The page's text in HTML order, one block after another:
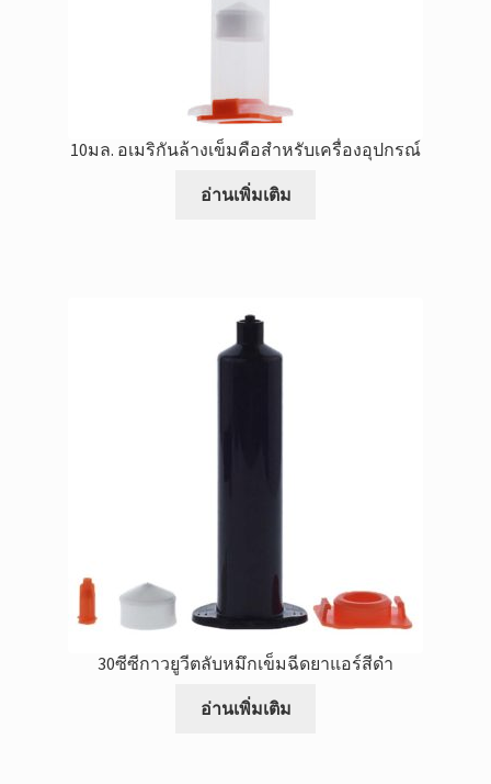
10มล. อเมริกันล้างเข็มคือสำหรับเครื่องอุปกรณ์
อ่านเพิ่มเติม
30ซีซีกาวยูวีตลับหมึกเข็มฉีดยาแอร์สีดำ
อ่านเพิ่มเติม